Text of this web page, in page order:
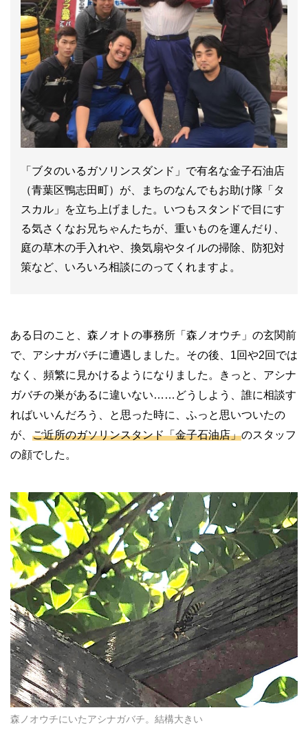
「ブタのいるガソリンスダンド」で有名な金子石油店
（青葉区鴨志田町）が、まちのなんでもお助け隊「タ
スカル」を立ち上げました。いつもスタンドで目にす
る気さくなお兄ちゃんたちが、重いものを運んだり、
庭の草木の手入れや、換気扇やタイルの掃除、防犯対
策など、いろいろ相談にのってくれますよ。
ある日のこと、森ノオトの事務所「森ノオウチ」の玄関前
で、アシナガバチに遭遇しました。その後、1回や2回では
なく、頻繁に見かけるようになりました。きっと、アシナ
ガバチの巣があるに違いない……どうしよう、誰に相談す
ればいいんだろう、と思った時に、ふっと思いついたの
が、 ご近所のガソリンスタンド「金子石油店」のスタッフ
の顔でした。
森ノオウチにいたアシナガバチ。結構大きい